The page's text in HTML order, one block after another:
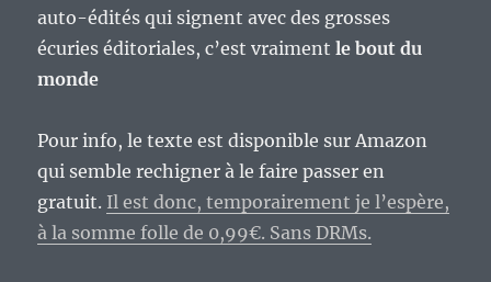
auto-édités qui signent avec des grosses
écuries éditoriales, c’est vraimentle bout du
monde
Pour info, le texte est disponible sur Amazon
qui semble rechigner à le faire passer en
gratuit. Il est donc, temporairement je l’espère,
à la somme folle de 0,99€. Sans DRMs.